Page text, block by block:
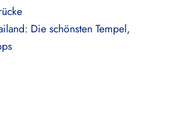
Die schönsten Tempel,